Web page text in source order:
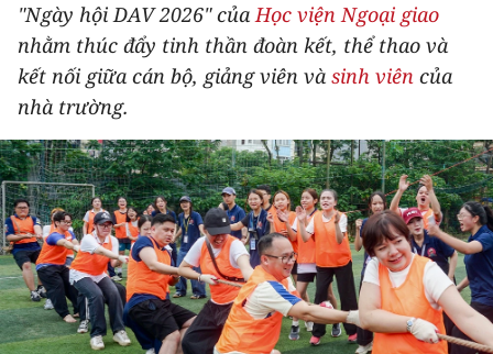
XÃ HỘI
PHÁP LUẬT
THẾ GIỚI
THỂ THAO
GIÁO DỤC
Y TẾ
"Ngày hội DAV 2026" củaHọc viện Ngoại giao
nhằm thúc đẩy tinh thần đoàn kết, thể thao và
kết nối giữa cán bộ, giảng viên và sinh viên của
nhà trường.